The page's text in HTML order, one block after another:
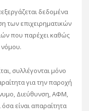
δεδομένα
των επιχειρηματικών
που παρέχει καθώς
συλλέγονται μόνο
για την παροχή
Διεύθυνση, ΑΦΜ,
όσα είναι απαραίτητα